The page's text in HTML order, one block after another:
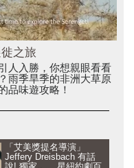
之旅
人入勝，你想親眼看看
雨季旱季的非洲大草原
品味遊攻略！
「艾美獎提名導演」
Jeffery Dreisbach 有話